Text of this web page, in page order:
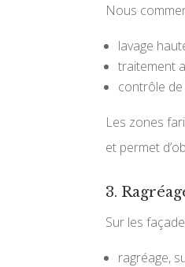
Nous
lavage
traitement
contrôle de
Les zones
et permet
3.
Sur les
ragréage,